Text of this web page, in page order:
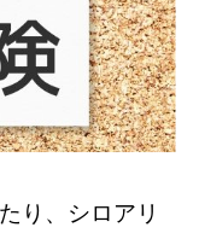
り、シロアリ